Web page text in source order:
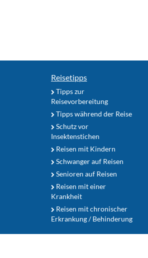
Reisetipps
Tipps zur
Reisevorbereitung
Tipps während der Reise
Schutz vor
Insektenstichen
Reisen mit Kindern
Schwanger auf Reisen
Senioren auf Reisen
Reisen mit einer
Krankheit
Reisen mit chronischer
Erkrankung / Behinderung